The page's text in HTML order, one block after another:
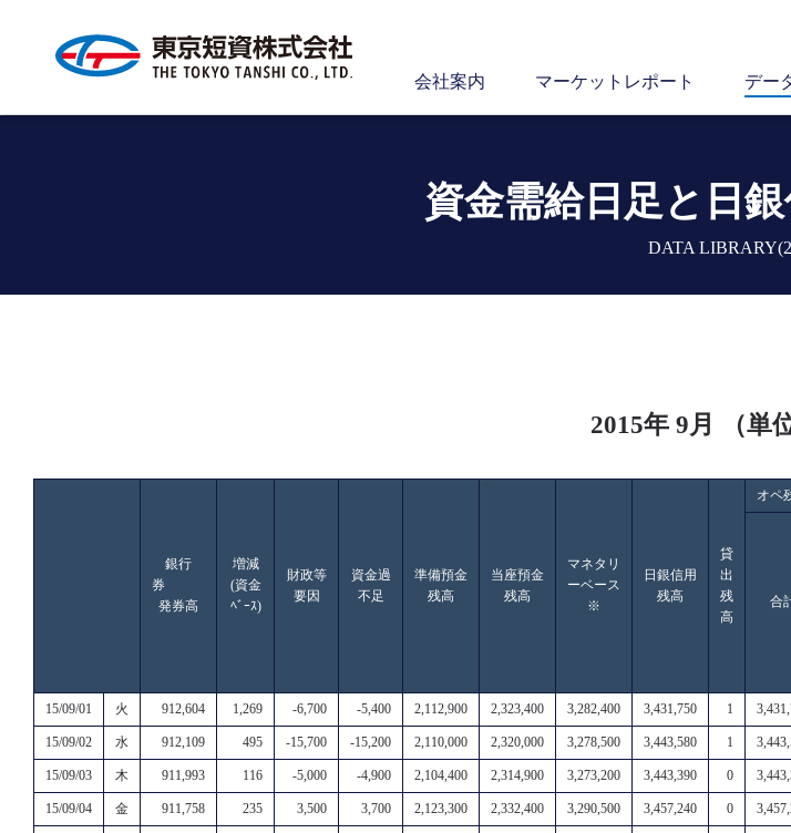
会社案内 マーケットレポート デー
資金需給日足と 日
DATA
2015年 9月 （単
銀行
券
発券高
増減
(資金
ﾍﾞｰｽ)
財政等
要因
資金過
不足
準備預金
残高
当座預金
残高
マネタリ
ーベース
※
日銀信用
残高
貸
出
残
高
オペ
合
15/09/01 火 912,604 1,269 -6,700 -5,400 2,112,900 2,323,400 3,282,400 3,431,750 1
15/09/02 水 912,109 495 -15,700 -15,200 2,110,000 2,320,000 3,278,500 3,443,580 1
15/09/03 木 911,993 116 -5,000 -4,900 2,104,400 2,314,900 3,273,200 3,443,390 0
15/09/04 金 911,758 235 3,500 3,700 2,123,300 2,332,400 3,290,500 3,457,240 0